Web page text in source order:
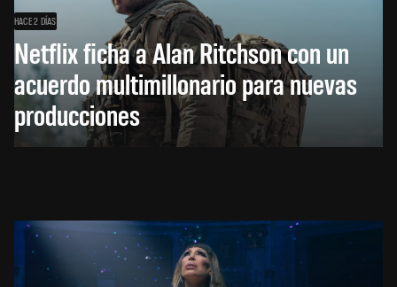
HACE 2 DÍAS
Netflix ficha a Alan Ritchson con un
acuerdo multimillonario para nuevas
producciones